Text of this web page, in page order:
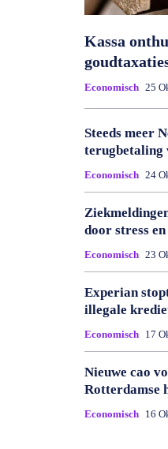
Kassa
Economisch 25
Steeds meer
terugbetaling
Economisch 24
door stress
Economisch 23
Experian
illegale
Economisch 17
Nieuwe cao
Rotterdamse
Economisch 16